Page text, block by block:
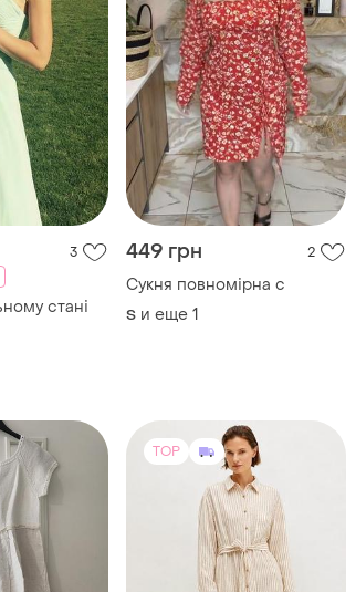
3
стані
449 грн 2
Сукня повномірна с
S и еще 1
TOP